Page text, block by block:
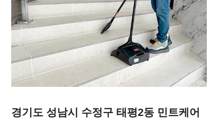
경기도 성남시 수정구 태평2동 민트케어